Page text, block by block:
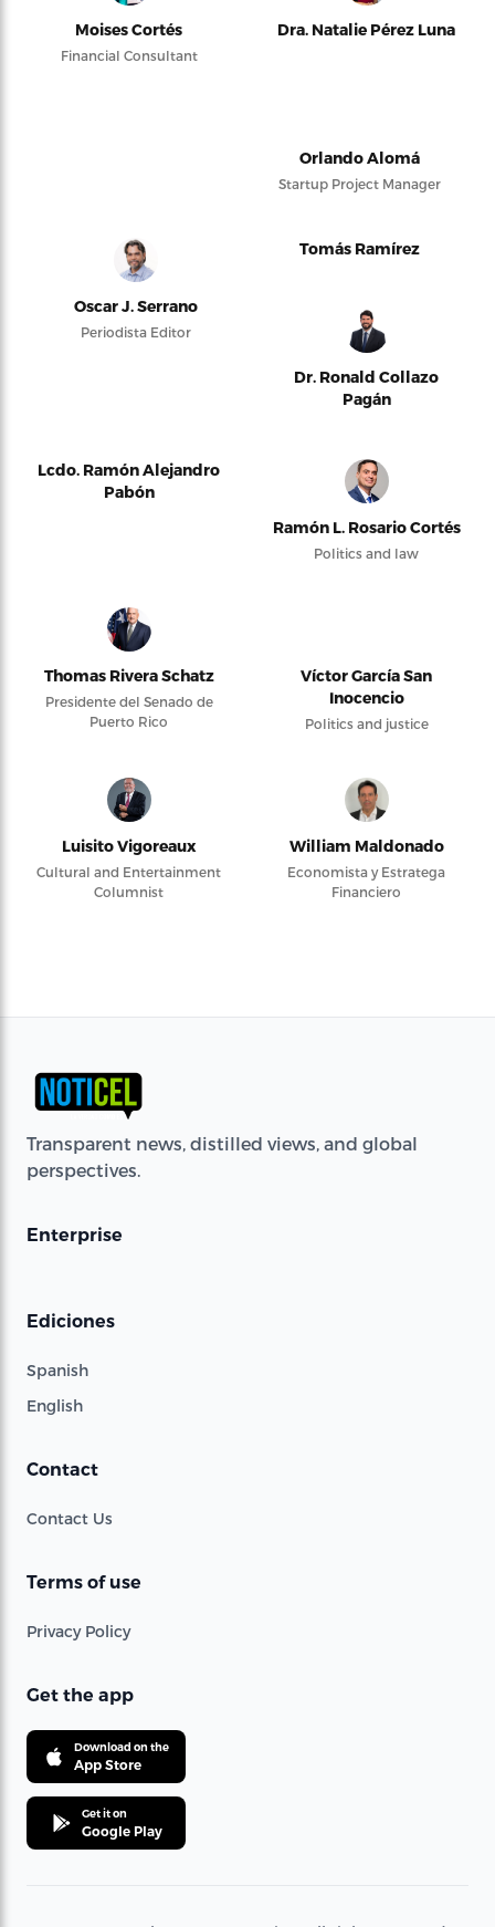
Moises Cortés
Financial Consultant
Dra. Natalie Pérez Luna
Orlando Alomá
Startup Project Manager
Oscar J. Serrano
Periodista Editor
Tomás Ramírez
Dr. Ronald Collazo
Pagán
Lcdo. Ramón Alejandro
Pabón
Ramón L. Rosario Cortés
Politics and law
Thomas Rivera Schatz
Presidente del Senado de
Puerto Rico
Víctor García San
Inocencio
Politics and justice
Luisito Vigoreaux
Cultural and Entertainment
Columnist
William Maldonado
Economista y Estratega
Financiero
Transparent news, distilled views, and global
perspectives.
Enterprise
Ediciones
Spanish
English
Contact
Contact Us
Terms of use
Privacy Policy
Get the app
Download on the
App Store
Get it on
Google Play